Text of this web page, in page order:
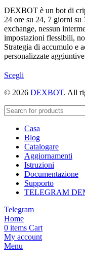
DEXBOT è un bot di
24 ore su 24, 7 giorni su
exchange, nessun
impostazioni flessibili,
Strategia di accumulo e
personalizzate
Scegli
ha
varianti.
opzioni
possono
essere
scelte
nella
pagina
del
prodotto
© 2026 DEXBOT. All
Casa
Blog
Catalogare
Aggiornamenti
Istruzioni
Documentazione
Supporto
TELEGRAM
Telegram
Home
0 items Cart
My account
Menu